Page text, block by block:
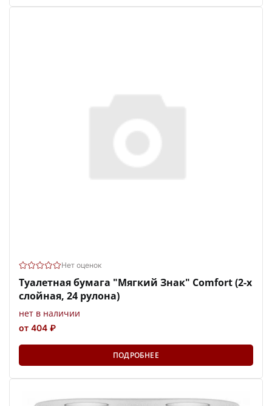
Нет оценок
Туалетная бумага "Мягкий Знак" Comfort (2-х
слойная, 24 рулона)
нет в наличии
от 404 ₽
ПОДРОБНЕЕ